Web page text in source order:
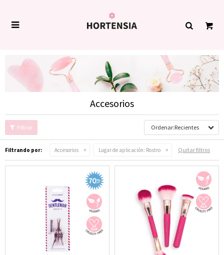

Accesorios
Recientes
Filtrando por: Accesorios Lugar de aplicación: Rostro Quitar filtros